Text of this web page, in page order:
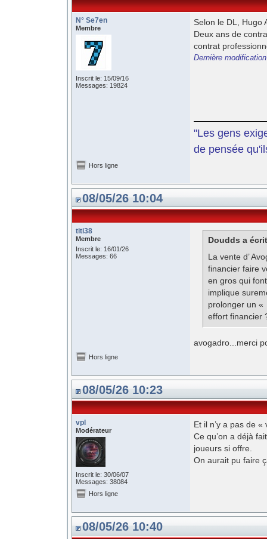
N° Se7en
Membre
Inscrit le: 15/09/16
Messages: 19824
Selon le DL, Hugo
Deux ans de
contrat
Dernière
"Les gens
de pensée
Hors ligne
08/05/26 10:04
titi38
Membre
Inscrit le: 16/01/26
Messages: 66
Doudds a
La vente d’
financier faire
en gros qui
implique
prolonger un «
effort financier
avogadro...merci
Hors ligne
08/05/26 10:23
vpl
Modérateur
Inscrit le: 30/06/07
Messages: 38084
Et il n’y a pas de
Ce qu’on a déjà
joueurs si offre.
On aurait pu faire
Hors ligne
08/05/26 10:40